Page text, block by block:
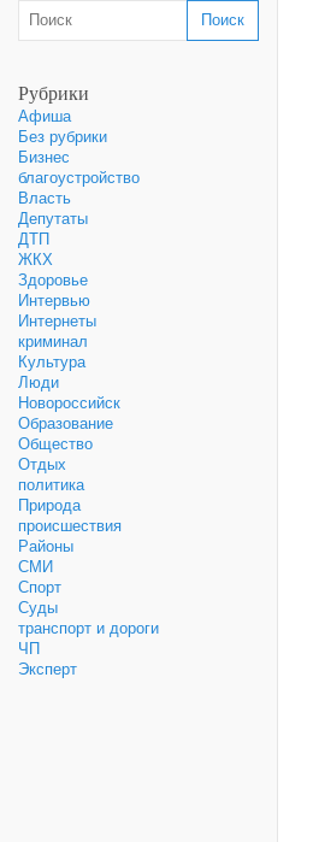
Рубрики
Афиша
Без рубрики
Бизнес
благоустройство
Власть
Депутаты
ДТП
ЖКХ
Здоровье
Интервью
Интернеты
криминал
Культура
Люди
Новороссийск
Образование
Общество
Отдых
политика
Природа
происшествия
Районы
СМИ
Спорт
Суды
транспорт и дороги
ЧП
Эксперт